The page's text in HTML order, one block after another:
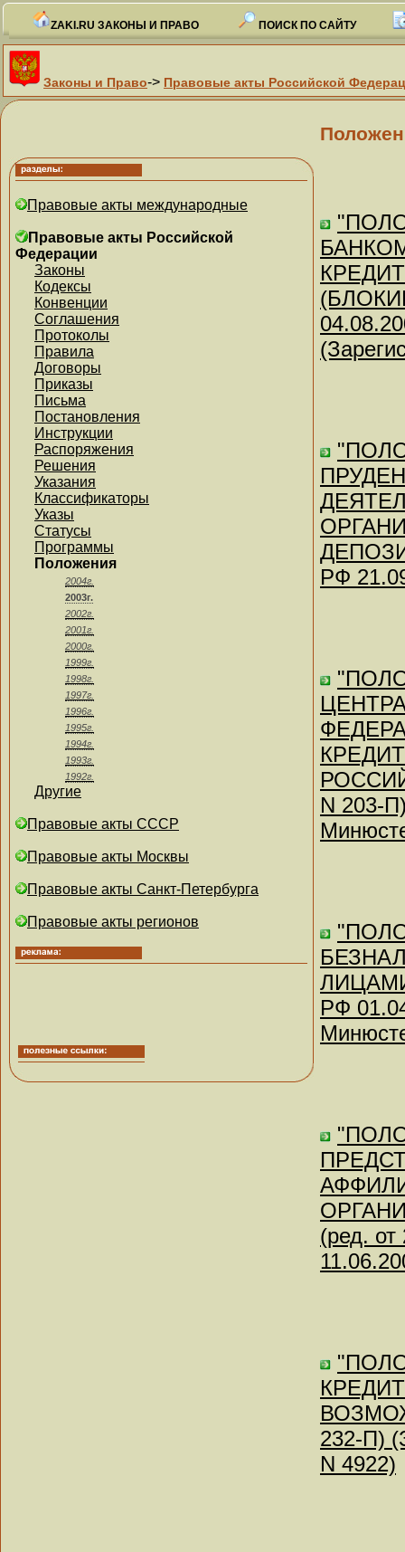
ZAKI.RU ЗАКОНЫ И ПРАВО ПОИСК ПО САЙТУ
Законы и Право-> Правовые акты Российской
Правовые акты международные
Правовые акты Российской
Федерации
Законы
Кодексы
Конвенции
Соглашения
Протоколы
Правила
Договоры
Приказы
Письма
Постановления
Инструкции
Распоряжения
Решения
Указания
Классификаторы
Указы
Статусы
Программы
Положения
2004г.
2003г.
2002г.
2001г.
2000г.
1999г.
1998г.
1997г.
1996г.
1995г.
1994г.
1993г.
1992г.
Другие
Правовые акты СССР
Правовые акты Москвы
Правовые акты Санкт-Петербурга
Правовые акты регионов
РФ
N 203-
РФ
(ред.
232-П)
N 4922)